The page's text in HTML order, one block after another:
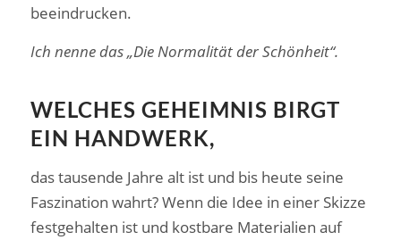
beeindrucken.
Ich nenne das „Die Normalität der Schönheit“.
WELCHES GEHEIMNIS BIRGT
EIN HANDWERK,
das tausende Jahre alt ist und bis heute seine
Faszination wahrt? Wenn die Idee in einer Skizze
festgehalten ist und kostbare Materialien auf